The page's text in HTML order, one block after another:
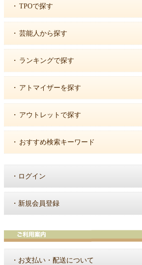
・ TPOで探す
・ 芸能人から探す
・ ランキングで探す
・ アトマイザーを探す
・ アウトレットで探す
・ おすすめ検索キーワード
・ ログイン
・ 新規会員登録
・ お支払い・配送について